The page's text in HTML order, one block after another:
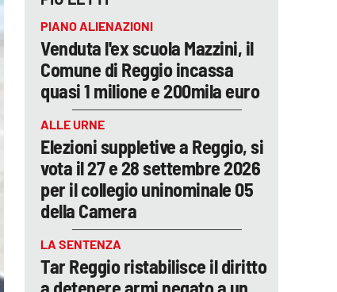
PIANO ALIENAZIONI
Venduta l'ex scuola Mazzini, il
Comune di Reggio incassa
quasi 1 milione e 200mila euro
ALLE URNE
Elezioni suppletive a Reggio, si
vota il 27 e 28 settembre 2026
per il collegio uninominale 05
della Camera
LA SENTENZA
Tar Reggio ristabilisce il diritto